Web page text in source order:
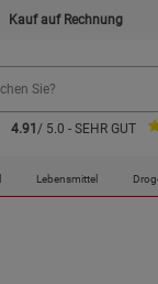
Kauf auf Rechnung
4.91 / 5.0 - SEHR GUT
Lebensmittel